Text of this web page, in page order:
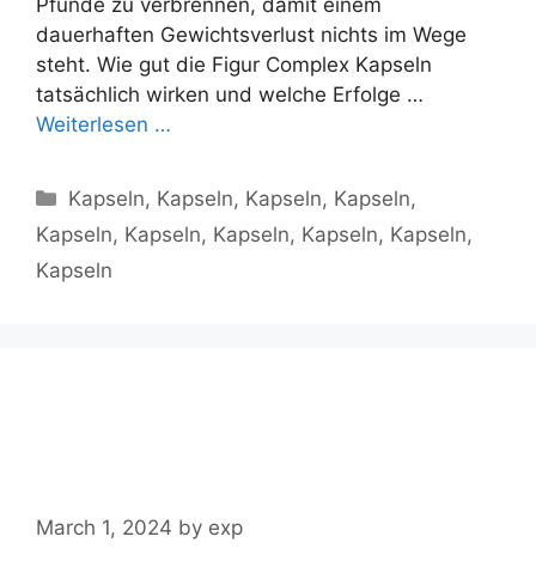
Pfunde zu verbrennen, damit einem
dauerhaften Gewichtsverlust nichts im Wege
steht. Wie gut die Figur Complex Kapseln
tatsächlich wirken und welche Erfolge …
Weiterlesen …
Categories
Kapseln, Kapseln, Kapseln, Kapseln,
Kapseln, Kapseln, Kapseln, Kapseln, Kapseln,
Kapseln
March 1, 2024 by exp